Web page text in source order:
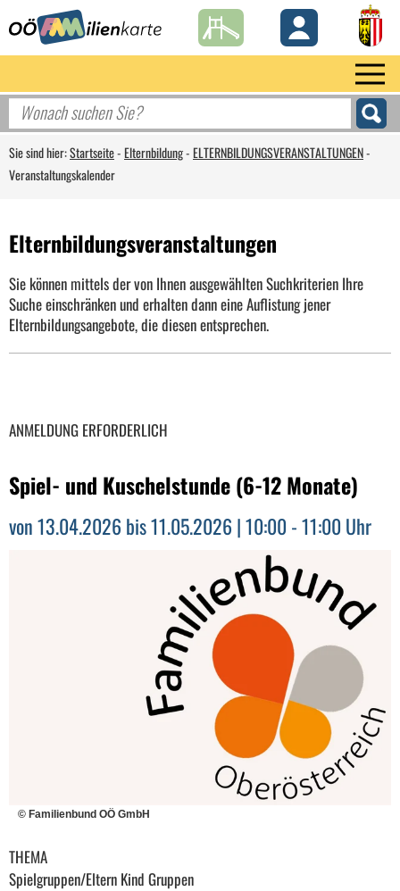
Sie sind hier:Startseite-Elternbildung-ELTERNBILDUNGSVERANSTALTUNGEN-
Veranstaltungskalender
Elternbildungsveranstaltungen
Sie können mittels der von Ihnen ausgewählten Suchkriterien Ihre
Suche einschränken und erhalten dann eine Auflistung jener
Elternbildungsangebote, die diesen entsprechen.
ANMELDUNG ERFORDERLICH
Spiel- und Kuschelstunde (6-12 Monate)
von 13.04.2026 bis 11.05.2026 | 10:00 - 11:00 Uhr
© Familienbund OÖ GmbH
THEMA
Spielgruppen/Eltern Kind Gruppen